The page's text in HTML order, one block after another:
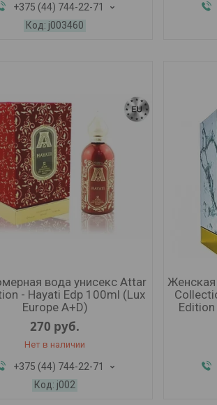
+375 (44) 744-22-71
j003460
вода унисекс Attar
- Hayati Edp 100ml (Lux
Europe A+D)
270 руб.
Нет в наличии
+375 (44) 744-22-71
j002